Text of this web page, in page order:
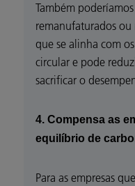
Também
remanufaturados
que se alinha com
circular e pode
sacrificar o
4. Compensa as
equilíbrio de
Para as empresas